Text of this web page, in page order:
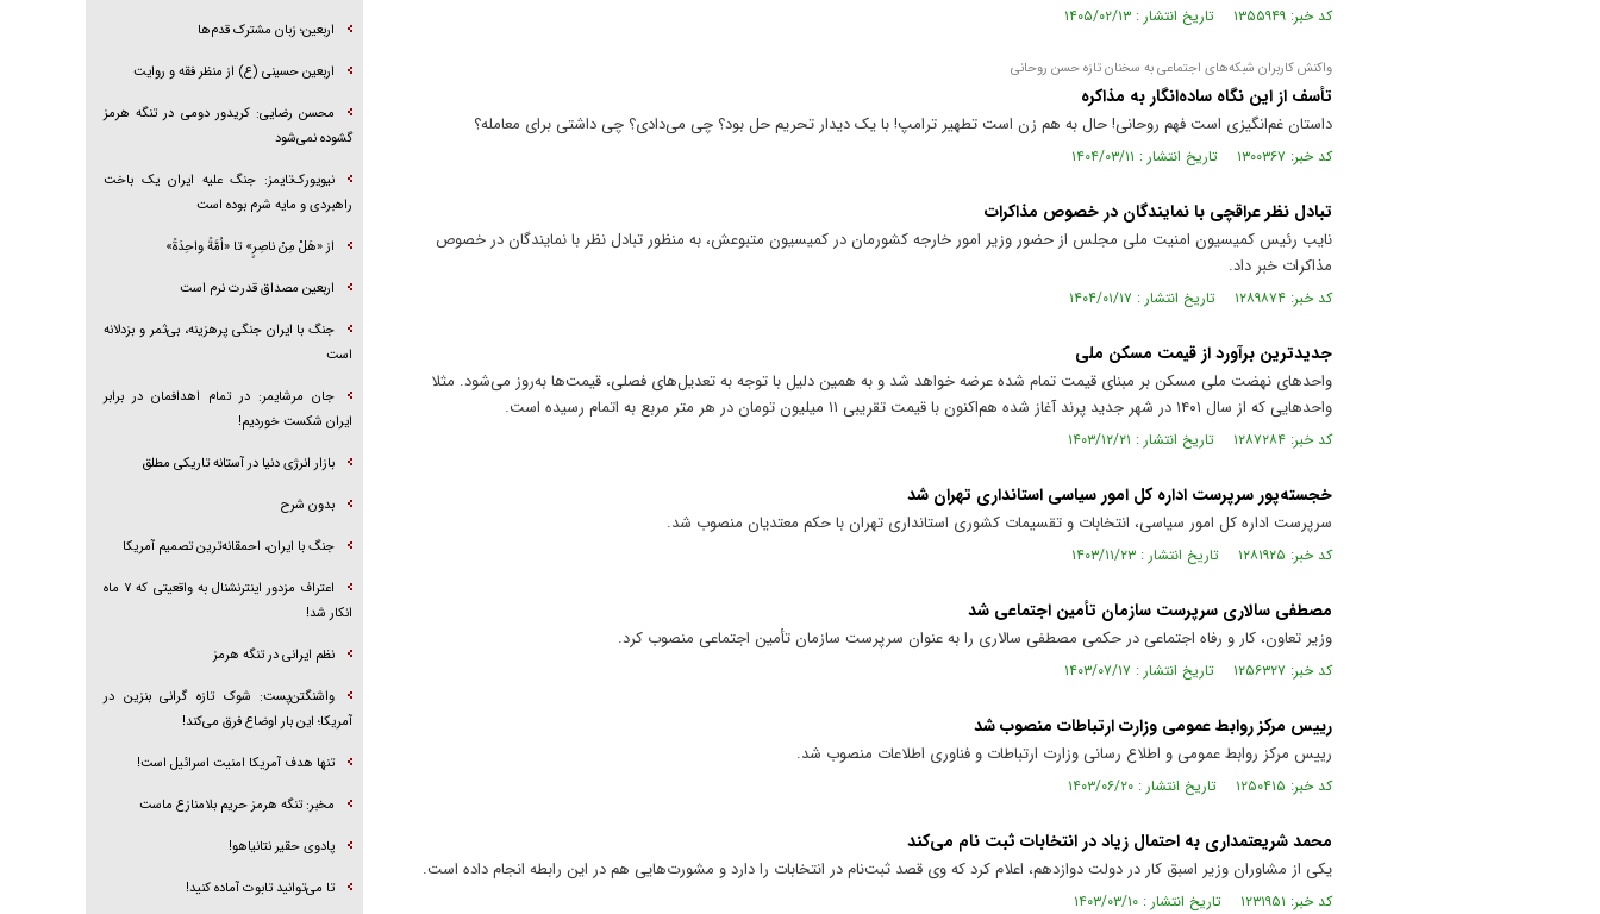
کد خبر: ۱۳۵۵۹۴۹ تاریخ انتشار : ۱۴۰۵/۰۲/۱۳
واکنش کاربران شبکه‌های اجتماعی به سخنان تازه حسن روحانی
تأسف از این نگاه ساده‌انگار به مذاکره‌
داستان غم‌انگیزی است فهم روحانی! حال به هم زن است تطهیر ترامپ! با یک دیدار تحریم حل بود؟ چی می‌دادی؟ چی داشتی برای معامله؟
کد خبر: ۱۳۰۰۳۶۷ تاریخ انتشار : ۱۴۰۴/۰۳/۱۱
تبادل نظر عراقچی با نمایندگان در خصوص مذاکرات
نایب رئیس کمیسیون امنیت ملی مجلس از حضور وزیر امور خارجه کشورمان در کمیسیون متبوعش، به منظور تبادل نظر با نمایندگان در خصوص
مذاکرات خبر داد.
کد خبر: ۱۲۸۹۸۷۴ تاریخ انتشار : ۱۴۰۴/۰۱/۱۷
جدیدترین برآورد از قیمت مسکن ملی
واحد‌های نهضت ملی مسکن بر مبنای قیمت تمام شده عرضه خواهد شد و به همین دلیل با توجه به تعدیل‌های فصلی، قیمت‌ها به‌روز می‌شود. مثلا
واحد‌هایی که از سال ۱۴۰۱ در شهر جدید پرند آغاز شده هم‌اکنون با قیمت تقریبی ۱۱ میلیون تومان در هر متر مربع به اتمام رسیده است.
کد خبر: ۱۲۸۷۲۸۴ تاریخ انتشار : ۱۴۰۳/۱۲/۲۱
خجسته‌پور سرپرست اداره کل امور سیاسی استانداری تهران شد
سرپرست اداره کل امور سیاسی، انتخابات و تقسیمات کشوری استانداری تهران با حکم معتدیان منصوب شد.
کد خبر: ۱۲۸۱۹۲۵ تاریخ انتشار : ۱۴۰۳/۱۱/۲۳
مصطفی سالاری سرپرست سازمان تأمین اجتماعی شد
وزیر تعاون، کار و رفاه اجتماعی در حکمی مصطفی سالاری را به عنوان سرپرست سازمان تأمین اجتماعی منصوب کرد.
کد خبر: ۱۲۵۶۳۲۷ تاریخ انتشار : ۱۴۰۳/۰۷/۱۷
رییس مرکز روابط عمومی وزارت ارتباطات منصوب شد
رییس مرکز روابط عمومی و اطلاع رسانی وزارت ارتباطات و فناوری اطلاعات منصوب شد.
کد خبر: ۱۲۵۰۴۱۵ تاریخ انتشار : ۱۴۰۳/۰۶/۲۰
محمد شریعتمداری به احتمال زیاد در انتخابات ثبت نام می‌کند
یکی از مشاوران وزیر اسبق کار در دولت دوازدهم، اعلام کرد که وی قصد ثبت‌نام در انتخابات را دارد و مشورت‌هایی هم در این رابطه انجام داده است.
کد خبر: ۱۲۳۱۹۵۱ تاریخ انتشار : ۱۴۰۳/۰۳/۱۰
اربعین؛ زبان مشترک قدم‌ها
اربعین حسینی (ع) از منظر فقه و روایت
محسن رضایی: کریدور دومی در تنگه هرمز
گشوده نمی‌شود
نیویورک‌تایمز: جنگ علیه ایران یک باخت
راهبردی و مایه شرم بوده است
از «هَلْ مِنْ ناصِرٍ» تا «اُمَّةً واحِدَةً»
اربعین مصداق قدرت نرم است
جنگ با ایران جنگی پرهزینه، بی‌ثمر و بزدلانه
است
جان مرشایمر: در تمام اهدافمان در برابر
ایران شکست خوردیم!
بازار انرژی دنیا در آستانه تاریکی مطلق
بدون شرح
جنگ با ایران، احمقانه‌ترین تصمیم آمریکا
اعتراف مزدور اینترنشنال به واقعیتی که ۷ ماه
انکار شد!
نظم ایرانی در تنگه هرمز
واشنگتن‌پست: شوک تازه گرانی بنزین در
آمریکا؛ این بار اوضاع فرق می‌کند!
تنها هدف آمریکا امنیت اسرائیل است!
مخبر: تنگه هرمز حریم بلامنازع ماست
پادوی حقیر نتانیاهو!
تا می‌توانید تابوت آماده کنید!